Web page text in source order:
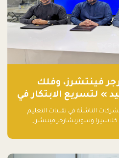
فينتشرز، وفلك
لتسريع الابتكار في
العمل
الناشئة في تقنيات التعليم
وسوبرتشارجر فينتشرز